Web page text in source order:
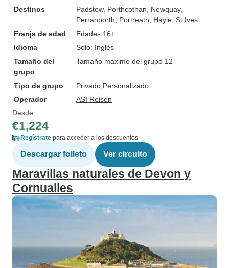
Destinos
Padstow, Porthcothan , Newquay,
Perranporth , Portreath , Hayle , St Ives
Franja de edad
Edades 16+
Idioma
Solo: Inglés
Tamaño del
grupo
Tamaño máximo del grupo 12
Tipo de grupo Privado Personalizado
Operador
ASI Reisen
Desde
€1,224
Regístrate para acceder a los descuentos
Descargar folleto Ver circuito
Maravillas naturales de Devon y
Cornualles